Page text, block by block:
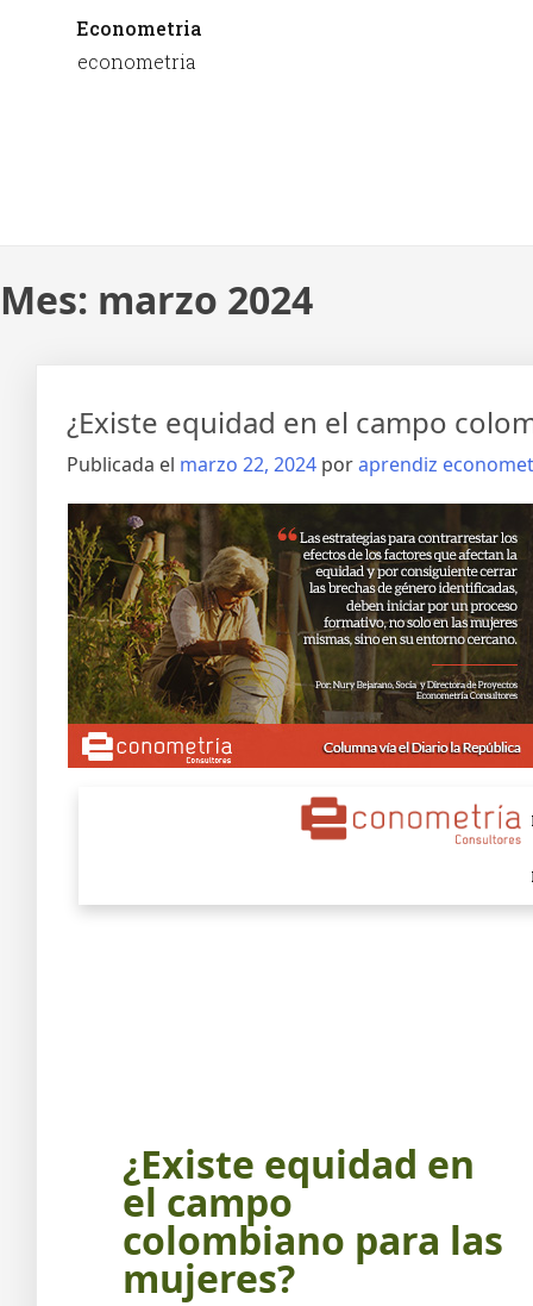
Econometria
econometria
Mes: marzo 2024
¿Existe equidad en el campo
Publicada el marzo 22, 2024 poraprendiz
¿Existe equidad en
el campo
colombiano para las
mujeres?